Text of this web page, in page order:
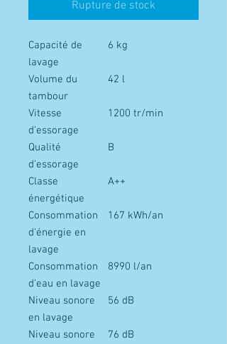
Rupture de stock
Capacité de
lavage
6 kg
Volume du
tambour
42 l
Vitesse
d'essorage
1200 tr/min
Qualité
d'essorage
B
Classe
énergétique
A++
Consommation
d'énergie en
lavage
167 kWh/an
Consommation
d'eau en lavage
8990 l/an
Niveau sonore
en lavage
56 dB
Niveau sonore
76 dB